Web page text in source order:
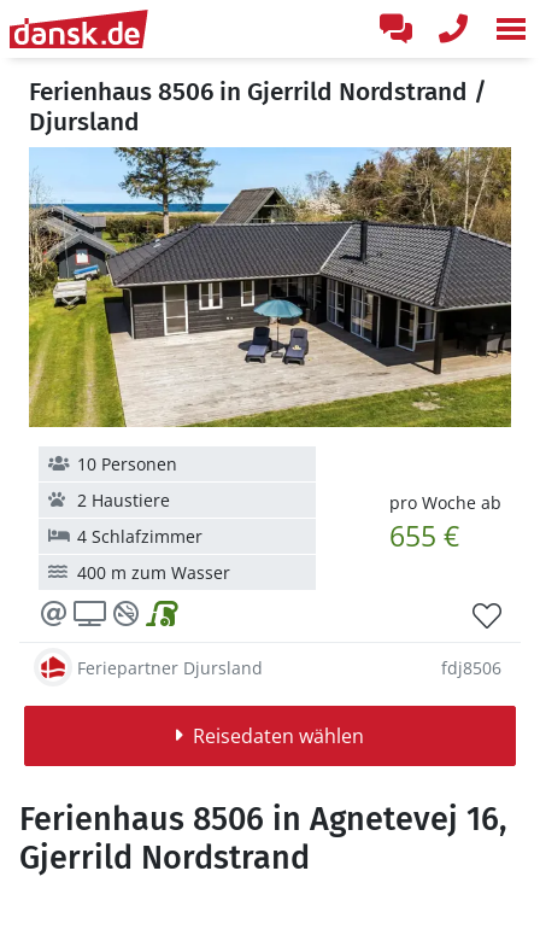
Ferienhaus 8506 in Gjerrild Nordstrand /
Djursland
pro Woche ab
655 €
10 Personen
2 Haustiere
4 Schlafzimmer
400 m zum Wasser
Feriepartner Djursland fdj8506
Reisedaten wählen
Ferienhaus 8506 in Agnetevej 16,
Gjerrild Nordstrand